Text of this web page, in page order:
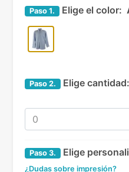
Paso 1. Elige el color:
Paso 2. Elige cantidad:
Paso 3. Elige
¿Dudas sobre impresión?